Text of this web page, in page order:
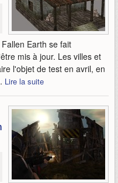
Earth se fait
mis à jour. Les villes et
l'objet de test en avril, en
Lire la suite